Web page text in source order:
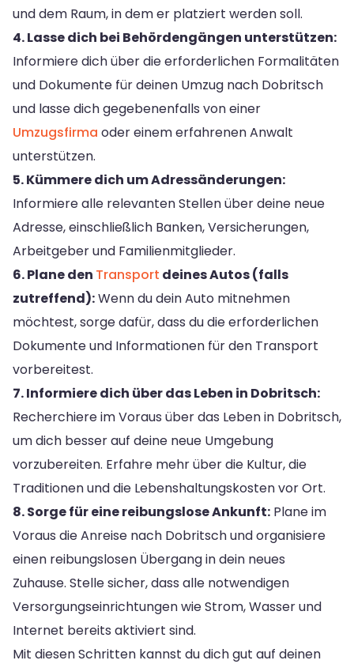
und dem Raum, in dem er platziert werden soll.
4. Lasse dich bei Behördengängen unterstützen:
Informiere dich über die erforderlichen Formalitäten
und Dokumente für deinen Umzug nach Dobritsch
und lasse dich gegebenenfalls von einer
Umzugsfirma oder einem erfahrenen Anwalt
unterstützen.
5. Kümmere dich um Adressänderungen:
Informiere alle relevanten Stellen über deine neue
Adresse, einschließlich Banken, Versicherungen,
Arbeitgeber und Familienmitglieder.
6. Plane den Transport deines Autos (falls
zutreffend):Wenn du dein Auto mitnehmen
möchtest, sorge dafür, dass du die erforderlichen
Dokumente und Informationen für den Transport
vorbereitest.
7. Informiere dich über das Leben in Dobritsch:
Recherchiere im Voraus über das Leben in Dobritsch,
um dich besser auf deine neue Umgebung
vorzubereiten. Erfahre mehr über die Kultur, die
Traditionen und die Lebenshaltungskosten vor Ort.
8. Sorge für eine reibungslose Ankunft: Plane im
Voraus die Anreise nach Dobritsch und organisiere
einen reibungslosen Übergang in dein neues
Zuhause. Stelle sicher, dass alle notwendigen
Versorgungseinrichtungen wie Strom, Wasser und
Internet bereits aktiviert sind.
Mit diesen Schritten kannst du dich gut auf deinen